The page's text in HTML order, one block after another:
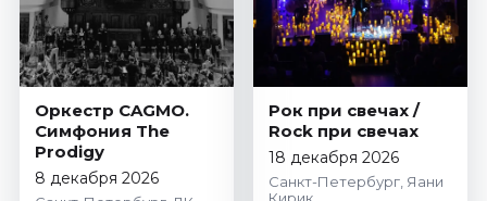
Оркестр CAGMO.
Симфония The
Prodigy
8 декабря 2026
Рок при свечах /
Rock при свечах
18 декабря 2026
Санкт-Петербург, Яани